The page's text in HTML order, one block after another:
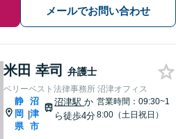
メールでお問い合わせ
米田 幸司 弁護士
ベリーベスト法律事務所 沼津オフィス
静
岡
県
|
沼
津
市
沼津駅か
ら徒歩4分
営業時間：09:30~1
8:00（土日祝日）